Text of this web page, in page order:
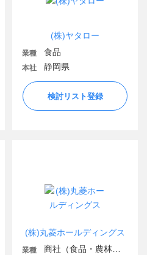
(株)ヤタロー
業種 食品
本社 静岡県
検討リスト登録
(株)丸菱ホールディングス
業種